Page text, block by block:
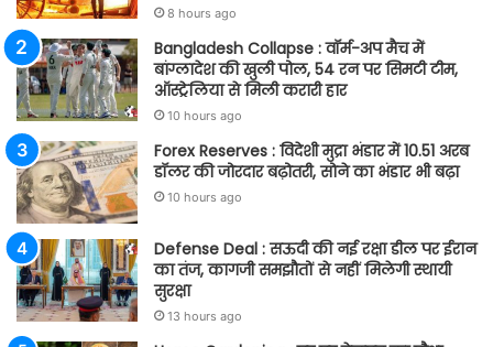
8 hours ago
Bangladesh Collapse : वॉर्म-अप मैच में
बांग्लादेश की खुली पोल, 54 रन पर सिमटी टीम,
ऑस्ट्रेलिया से मिली करारी हार
10 hours ago
Forex Reserves : विदेशी मुद्रा भंडार में 10.51 अरब
डॉलर की जोरदार बढ़ोतरी, सोने का भंडार भी बढ़ा
10 hours ago
Defense Deal : सऊदी की नई रक्षा डील पर ईरान
का तंज, कागजी समझौतों से नहीं मिलेगी स्थायी
सुरक्षा
13 hours ago